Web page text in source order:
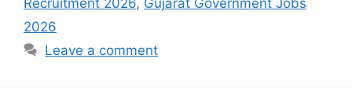
2026
Leave a comment